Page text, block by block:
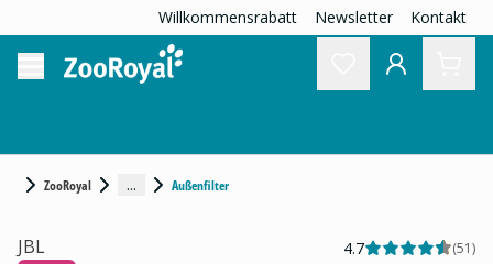
Willkommensrabatt Newsletter Kontakt
ZooRoyal ... Außenfilter
JBL 4.7 (51)